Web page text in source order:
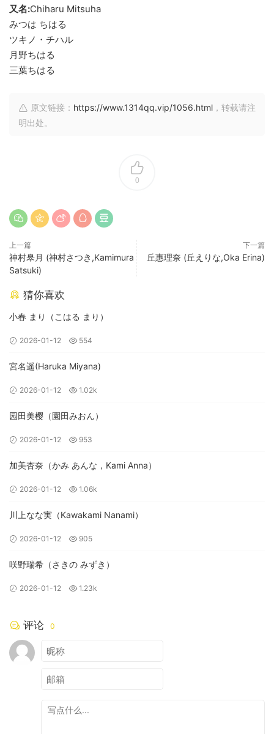
又名:Chiharu Mitsuha
みつは ちはる
ツキノ・チハル
月野ちはる
三葉ちはる
原文链接： https://www.1314qq.vip/1056.html ，转载请注
明出处。
0
上一篇
神村皋月 (神村さつき,Kamimura
Satsuki)
下一篇
丘惠理奈 (丘えりな,Oka Erina)
猜你喜欢
小春 まり（こはる まり）
2026-01-12 554
宮名遥(Haruka Miyana)
2026-01-12 1.02k
园田美樱（園田みおん）
2026-01-12 953
加美杏奈（かみ あんな，Kami Anna）
2026-01-12 1.06k
川上なな実（Kawakami Nanami）
2026-01-12 905
咲野瑞希（さきの みずき）
2026-01-12 1.23k
评论 0